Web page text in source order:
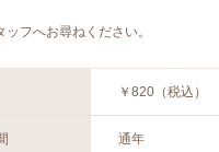
ッフへお尋ねください。
￥820（税込）
通年